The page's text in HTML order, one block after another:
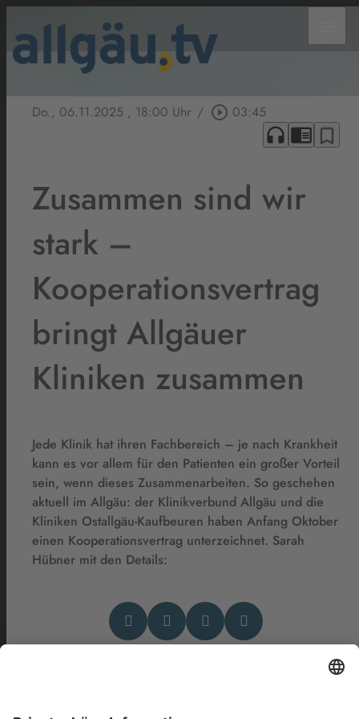
Do., 06.11.2025 , 18:00 Uhr / play_circle_outline 03:45
headphones chrome_reader_mode bookmark_border
Zusammen sind wir
stark –
Kooperationsvertrag
bringt Allgäuer
Kliniken zusammen
Jede Klinik hat ihren Fachbereich – je nach Krankheit
kann es vor allem für den Patienten ein großer Vorteil
sein, wenn dieses Zusammenarbeiten. So geschehen
aktuell im Allgäu: der Klinikverbund Allgäu und die
Kliniken Ostallgäu-Kaufbeuren haben Anfang Oktober
einen Kooperationsvertrag unterzeichnet. Sarah
Hübner mit den Details: